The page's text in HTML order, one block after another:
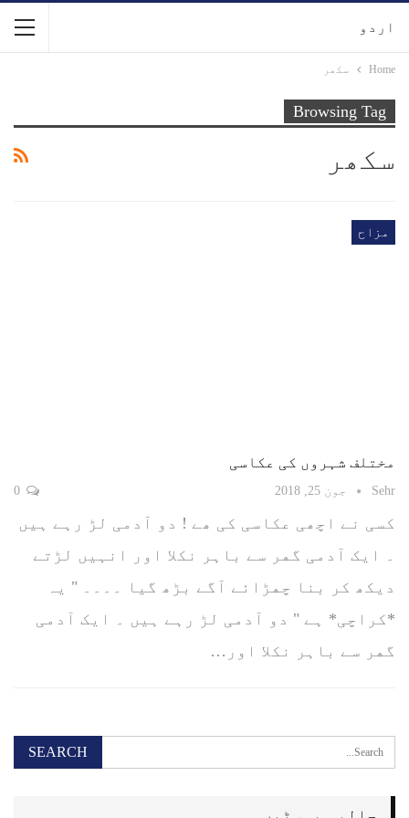
اردو
Home سکھر
Browsing Tag
سکھر
مزاح
مختلف شہروں کی عکاسی
Sehr جون 25, 2018
کسی نے اچھی عکاسی کی ھے ! ﺩﻭ ﺁﺩﻣﯽ ﻟﮍ ﺭﮨﮯ ﮨﯿﮟ
۔ ﺍﯾﮏ ﺁﺩﻣﯽ ﮔﮭﺮ ﺳﮯ ﺑﺎﮨﺮ ﻧﮑﻼ ﺍﻭﺭ ﺍﻧﮩﯿﮟ ﻟﮍﺗﮯ
ﺩیکھ ﮐﺮ ﺑﻨﺎ ﭼﮭﮍﺍﺋﮯ ﺁﮔﮯ ﺑﮍﮪ ﮔﯿﺎ ۔۔۔۔ " ﯾﮧ
*ﮐﺮﺍﭼﯽ* ﮨﮯ " ﺩﻭ ﺁﺩﻣﯽ ﻟﮍ ﺭﮨﮯ ﮨﯿﮟ ۔ ﺍﯾﮏ ﺁﺩﻣﯽ
ﮔﮭﺮ ﺳﮯ ﺑﺎﮨﺮ ﻧﮑﻼ ﺍﻭﺭ…